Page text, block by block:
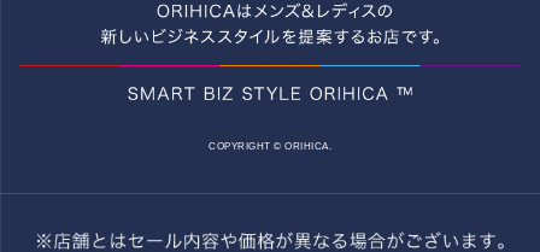
COPYRIGHT © ORIHICA.